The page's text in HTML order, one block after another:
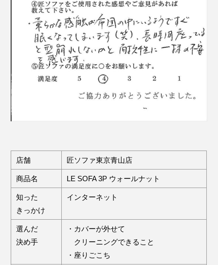
店舗 匠ソファ東京青山店
商品名 LE SOFA 3P ウォールナット
知った
きっかけ
インターネット
選んだ
決め手
・カバーが外せて
クリーニングできること
・座りごこち